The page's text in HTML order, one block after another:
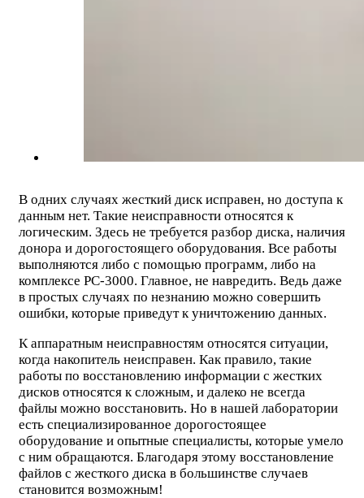
В одних случаях жесткий диск исправен, но доступа к
данным нет. Такие неисправности относятся к
логическим. Здесь не требуется разбор диска, наличия
донора и дорогостоящего оборудования. Все работы
выполняются либо с помощью программ, либо на
комплексе PC-3000. Главное, не навредить. Ведь даже
в простых случаях по незнанию можно совершить
ошибки, которые приведут к уничтожению данных.
К аппаратным неисправностям относятся ситуации,
когда накопитель неисправен. Как правило, такие
работы по восстановлению информации с жестких
дисков относятся к сложным, и далеко не всегда
файлы можно восстановить. Но в нашей лаборатории
есть специализированное дорогостоящее
оборудование и опытные специалисты, которые умело
с ним обращаются. Благодаря этому восстановление
файлов с жесткого диска в большинстве случаев
становится возможным!